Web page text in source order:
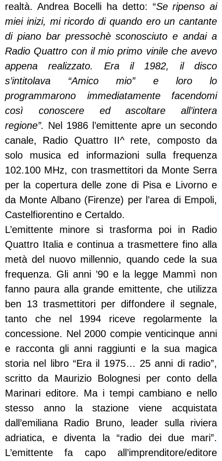
realtà. Andrea Bocelli ha detto: “Se ripenso ai
miei inizi, mi ricordo di quando ero un cantante
di piano bar pressochè sconosciuto e andai a
Radio Quattro con il mio primo vinile che avevo
appena realizzato. Era il 1982, il disco
s’intitolava “Amico mio” e loro lo
programmarono immediatamente facendomi
così conoscere ed ascoltare all’intera
regione”. Nel 1986 l’emittente apre un secondo
canale, Radio Quattro II^ rete, composto da
solo musica ed informazioni sulla frequenza
102.100 MHz, con trasmettitori da Monte Serra
per la copertura delle zone di Pisa e Livorno e
da Monte Albano (Firenze) per l’area di Empoli,
Castelfiorentino e Certaldo.
L’emittente minore si trasforma poi in Radio
Quattro Italia e continua a trasmettere fino alla
metà del nuovo millennio, quando cede la sua
frequenza. Gli anni ’90 e la legge Mammì non
fanno paura alla grande emittente, che utilizza
ben 13 trasmettitori per diffondere il segnale,
tanto che nel 1994 riceve regolarmente la
concessione. Nel 2000 compie venticinque anni
e racconta gli anni raggiunti e la sua magica
storia nel libro “Era il 1975… 25 anni di radio”,
scritto da Maurizio Bolognesi per conto della
Marinari editore. Ma i tempi cambiano e nello
stesso anno la stazione viene acquistata
dall’emiliana Radio Bruno, leader sulla riviera
adriatica, e diventa la “radio dei due mari”.
L’emittente fa capo all’imprenditore/editore